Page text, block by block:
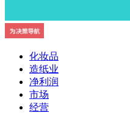
化妆品
造纸业
净利润
市场
经营